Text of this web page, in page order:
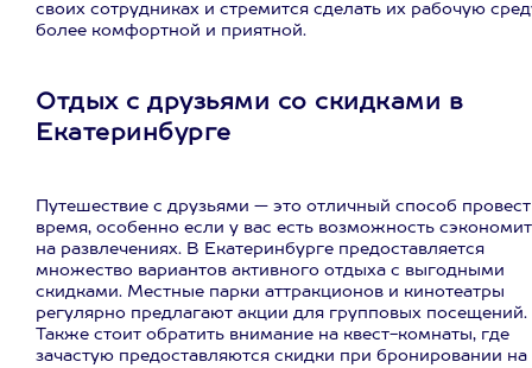
своих сотрудниках и стремится сделать их рабочую
более комфортной и приятной.
Отдых с друзьями со скидками в
Екатеринбурге
Путешествие с друзьями — это отличный способ
время, особенно если у вас есть возможность
на развлечениях. В Екатеринбурге предоставляется
множество вариантов активного отдыха с выгодными
скидками. Местные парки аттракционов и кинотеатры
регулярно предлагают акции для групповых посещений.
Также стоит обратить внимание на квест-комнаты, где
зачастую предоставляются скидки при бронировании на